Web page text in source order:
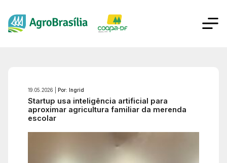
19.05.2026 | Por: Ingrid
Startup usa inteligência artificial para
aproximar agricultura familiar da merenda
escolar